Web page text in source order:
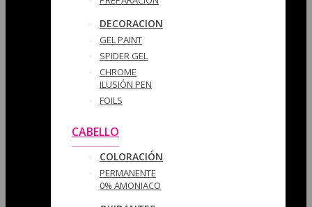
DECORACION
GEL PAINT
SPIDER GEL
CHROME
ILUSIÓN PEN
FOILS
CABELLO
COLORACIÓN
PERMANENTE
0% AMONIACO